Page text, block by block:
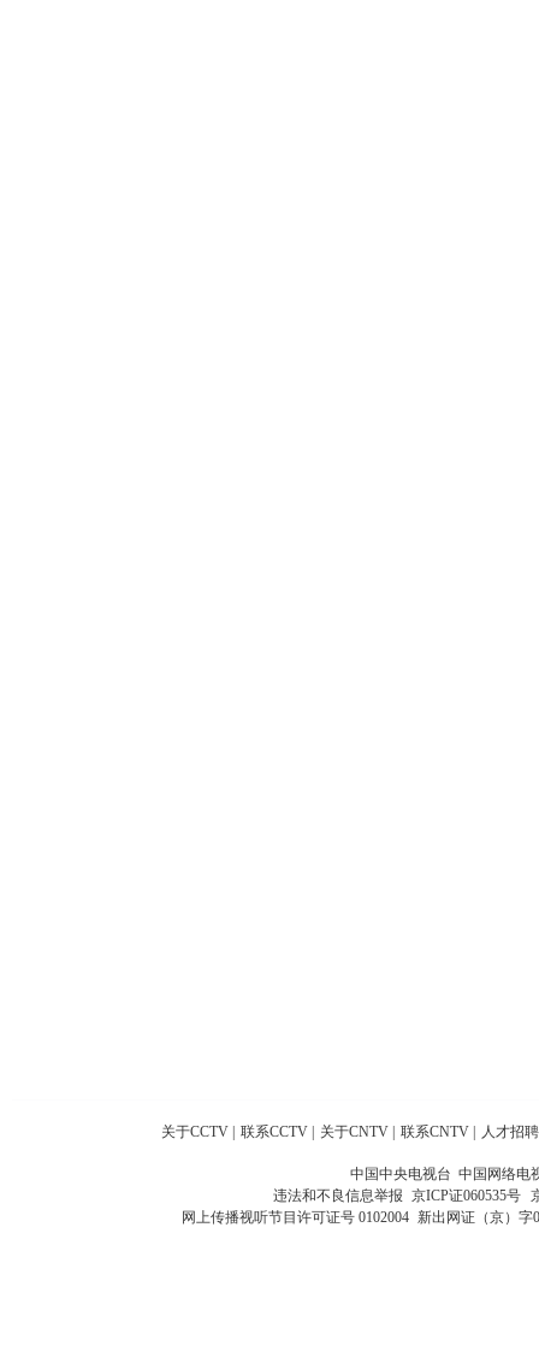
关于CCTV 联系CCTV 关于CNTV 联系CNTV 人才招聘
中国中央电视台 中国网络电
违法和不良信息举报 京ICP证060535号
网上传播视听节目许可证号 0102004 新出网证（京）